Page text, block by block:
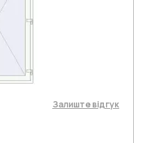
Залиште відгук